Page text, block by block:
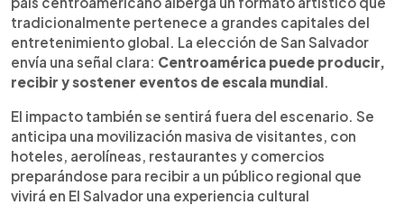
tradicionalmente pertenece a grandes capitales del
entretenimiento global. La elección de San Salvador
envía una señal clara: Centroamérica puede producir,
recibir y sostener eventos de escala mundial.
El impacto también se sentirá fuera del escenario. Se
anticipa una movilización masiva de visitantes, con
hoteles, aerolíneas, restaurantes y comercios
preparándose para recibir a un público regional que
vivirá en El Salvador una experiencia cultural